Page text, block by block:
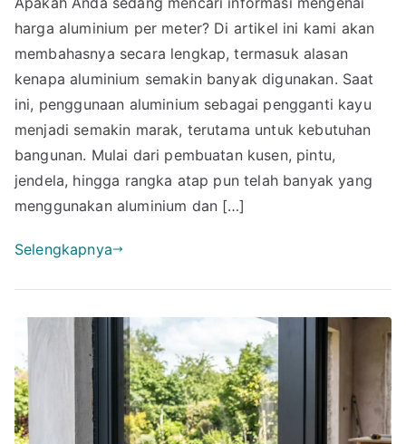
harga aluminium per meter? Di artikel ini kami akan
membahasnya secara lengkap, termasuk alasan
kenapa aluminium semakin banyak digunakan. Saat
ini, penggunaan aluminium sebagai pengganti kayu
menjadi semakin marak, terutama untuk kebutuhan
bangunan. Mulai dari pembuatan kusen, pintu,
jendela, hingga rangka atap pun telah banyak yang
menggunakan aluminium dan […]
Selengkapnya